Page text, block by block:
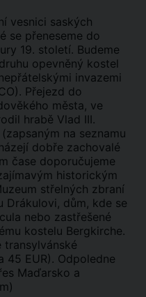
vesnici saských
se přeneseme do
19. století. Budeme
opevněný kostel
invazemi
Přejezd do
města, ve
hrabě Vlad III.
na seznamu
dobře zachovalé
čase doporučujeme
historickým
střelných zbraní
Drákulovi, dům, kde se
nebo zastřešené
kostelu Bergkirche.
transylvánské
EUR). Odpoledne
Maďarsko a